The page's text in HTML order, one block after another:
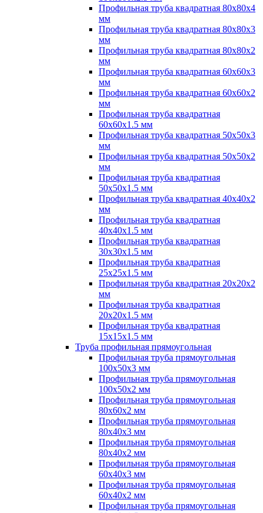
Профильная труба квадратная 80х80х4
мм
Профильная труба квадратная 80х80х3
мм
Профильная труба квадратная 80х80х2
мм
Профильная труба квадратная 60х60х3
мм
Профильная труба квадратная 60х60х2
мм
Профильная труба квадратная
60х60х1.5 мм
Профильная труба квадратная 50х50х3
мм
Профильная труба квадратная 50х50х2
мм
Профильная труба квадратная
50х50х1.5 мм
Профильная труба квадратная 40х40х2
мм
Профильная труба квадратная
40х40х1.5 мм
Профильная труба квадратная
30х30х1.5 мм
Профильная труба квадратная
25х25х1.5 мм
Профильная труба квадратная 20х20х2
мм
Профильная труба квадратная
20х20х1.5 мм
Профильная труба квадратная
15х15х1.5 мм
Труба профильная прямоугольная
Профильная труба прямоугольная
100х50х3 мм
Профильная труба прямоугольная
100х50х2 мм
Профильная труба прямоугольная
80х60х2 мм
Профильная труба прямоугольная
80х40х3 мм
Профильная труба прямоугольная
80х40х2 мм
Профильная труба прямоугольная
60х40х3 мм
Профильная труба прямоугольная
60х40х2 мм
Профильная труба прямоугольная